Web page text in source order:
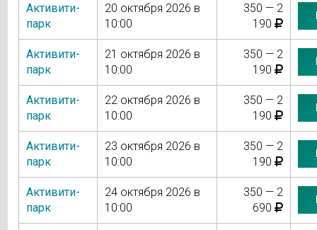
Активити-
парк
20 октября 2026 в
10:00
350 — 2
190
Активити-
парк
21 октября 2026 в
10:00
350 — 2
190
Активити-
парк
22 октября 2026 в
10:00
350 — 2
190
Активити-
парк
23 октября 2026 в
10:00
350 — 2
190
Активити-
парк
24 октября 2026 в
10:00
350 — 2
690